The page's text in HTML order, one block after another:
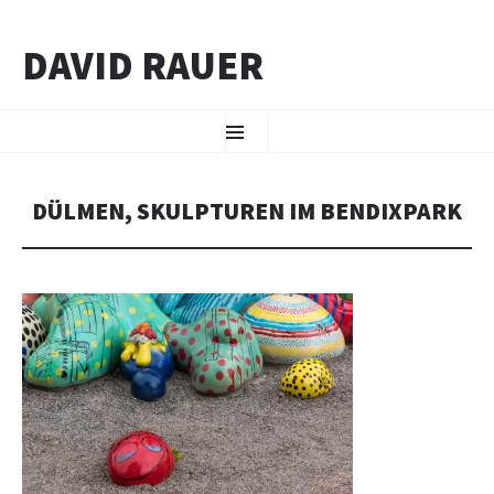
DAVID RAUER
DÜLMEN, SKULPTUREN IM BENDIXPARK